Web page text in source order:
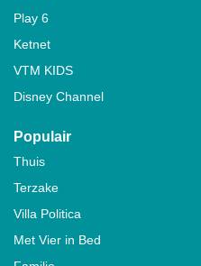
Play 6
Ketnet
VTM KIDS
Disney Channel
Populair
Thuis
Terzake
Villa Politica
Met Vier in Bed